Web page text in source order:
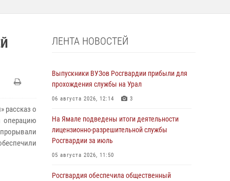
рассказ о
операцию
ЛЕНТА НОВОСТЕЙ
Выпускники ВУЗов Росгвардии прибыли для
прохождения службы на Урал
06 августа 2026, 12:14 3
На Ямале подведены итоги деятельности
лицензионно-разрешительной службы
Росгвардии за июль
05 августа 2026, 11:50
Росгвардия обеспечила общественный